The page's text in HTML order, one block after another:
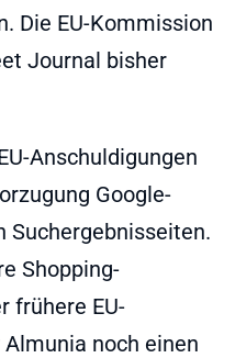
Die EU-Kommission
Journal bisher
Anschuldigungen
Google-
Suchergebnisseiten.
Shopping-
frühere EU-
noch einen